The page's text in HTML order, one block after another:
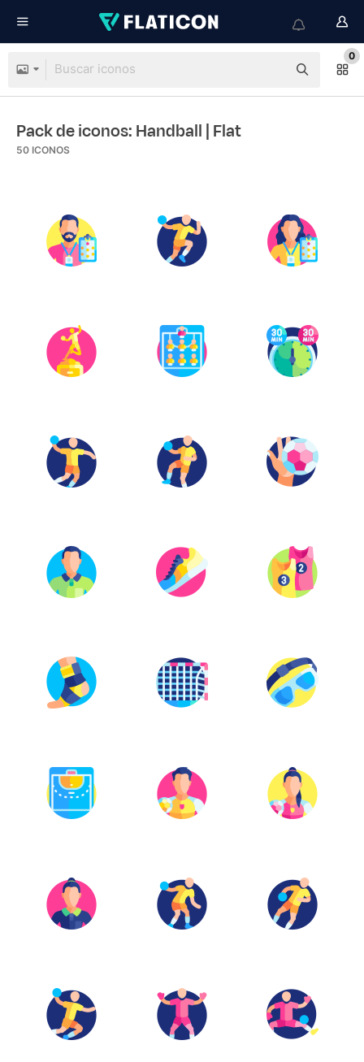
0
Pack de iconos: Handball | Flat
50 ICONOS